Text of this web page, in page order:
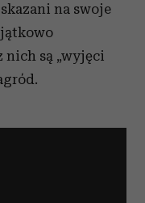
na swoje
są „wyjęci